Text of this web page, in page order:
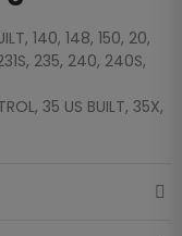
140, 148, 150, 20,
235, 240, 240S,
35 US BUILT, 35X,